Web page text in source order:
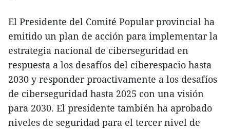
El Presidente del Comité Popular provincial ha
emitido un plan de acción para implementar la
estrategia nacional de ciberseguridad en
respuesta a los desafíos del ciberespacio hasta
2030 y responder proactivamente a los desafíos
de ciberseguridad hasta 2025 con una visión
para 2030. El presidente también ha aprobado
niveles de seguridad para el tercer nivel de